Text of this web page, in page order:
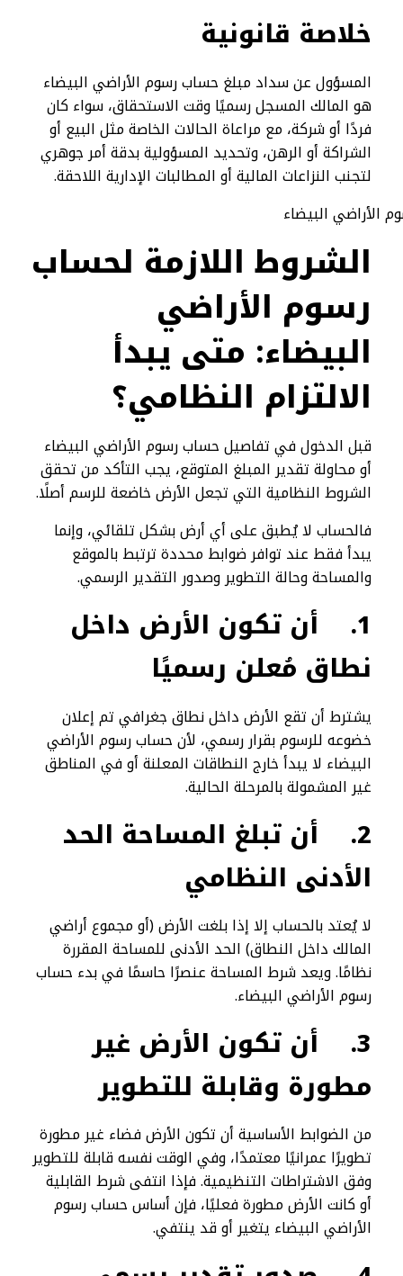
خلاصة قانونية
المسؤول عن سداد مبلغ حساب رسوم الأراضي البيضاء
هو المالك المسجل رسميًا وقت الاستحقاق، سواء كان
فردًا أو شركة، مع مراعاة الحالات الخاصة مثل البيع أو
الشراكة أو الرهن، وتحديد المسؤولية بدقة أمر جوهري
لتجنب النزاعات المالية أو المطالبات الإدارية اللاحقة.
الشروط اللازمة لحساب
رسوم الأراضي
البيضاء: متى يبدأ
الالتزام النظامي؟
قبل الدخول في تفاصيل حساب رسوم الأراضي البيضاء
أو محاولة تقدير المبلغ المتوقع، يجب التأكد من تحقق
الشروط النظامية التي تجعل الأرض خاضعة للرسم أصلًا.
فالحساب لا يُطبق على أي أرض بشكل تلقائي، وإنما
يبدأ فقط عند توافر ضوابط محددة ترتبط بالموقع
والمساحة وحالة التطوير وصدور التقدير الرسمي.
1.
أن تكون الأرض داخل
نطاق مُعلن رسميًا
يشترط أن تقع الأرض داخل نطاق جغرافي تم إعلان
خضوعه للرسوم بقرار رسمي، لأن حساب رسوم الأراضي
البيضاء لا يبدأ خارج النطاقات المعلنة أو في المناطق
غير المشمولة بالمرحلة الحالية.
2.
أن تبلغ المساحة الحد
الأدنى النظامي
لا يُعتد بالحساب إلا إذا بلغت الأرض (أو مجموع أراضي
المالك داخل النطاق) الحد الأدنى للمساحة المقررة
نظامًا. ويعد شرط المساحة عنصرًا حاسمًا في بدء حساب
رسوم الأراضي البيضاء.
3.
أن تكون الأرض غير
مطورة وقابلة للتطوير
من الضوابط الأساسية أن تكون الأرض فضاء غير مطورة
تطويرًا عمرانيًا معتمدًا، وفي الوقت نفسه قابلة للتطوير
وفق الاشتراطات التنظيمية. فإذا انتفى شرط القابلية
أو كانت الأرض مطورة فعليًا، فإن أساس حساب رسوم
الأراضي البيضاء يتغير أو قد ينتفي.